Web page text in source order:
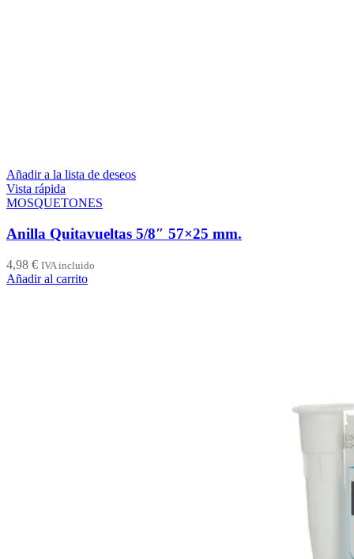
Añadir a la lista de deseos
Vista rápida
MOSQUETONES
Anilla Quitavueltas 5/8″ 57×25 mm.
4,98 € IVA incluido
Añadir al carrito